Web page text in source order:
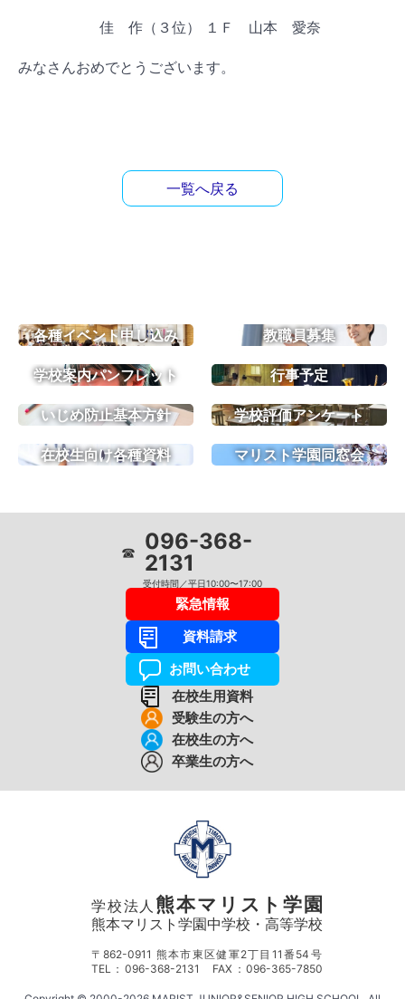
佳 作（３位） １Ｆ 山本 愛奈
みなさんおめでとうございます。
一覧へ戻る
各種イベント申し込み 教職員募集
学校案内パンフレット 行事予定
いじめ防止基本方針 学校評価アンケート
在校生向け各種資料 マリスト学園同窓会
☎ 096-368-
2131
受付時間／平日10:00〜17:00
緊急情報
資料請求
お問い合わせ
在校生用資料
受験生の方へ
在校生の方へ
卒業生の方へ
学校法人 熊本マリスト学園
熊本マリスト学園中学校・高等学校
〒862-0911 熊本市東区健軍2丁目11番54号
TEL：096-368-2131 FAX：096-365-7850